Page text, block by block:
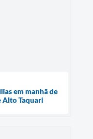
em manhã de
Alto Taquari